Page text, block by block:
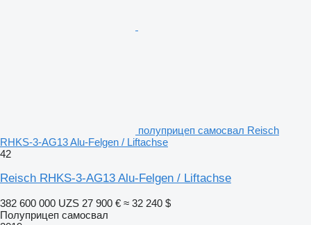
полуприцеп самосвал Reisch
RHKS-3-AG13 Alu-Felgen / Liftachse
42
Reisch RHKS-3-AG13 Alu-Felgen / Liftachse
382 600 000 UZS 27 900 € ≈ 32 240 $
Полуприцеп самосвал